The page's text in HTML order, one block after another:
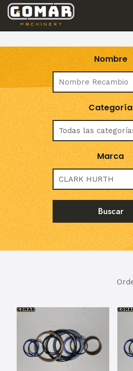
Nombre
Categoría
Marca